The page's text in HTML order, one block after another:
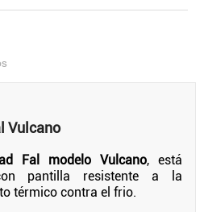
Vulcano
Fal modelo Vulcano, está
pantilla resistente a la
térmico contra el frio.